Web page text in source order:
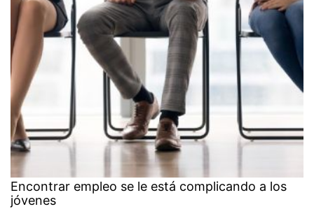
Encontrar empleo se le está complicando a los
jóvenes